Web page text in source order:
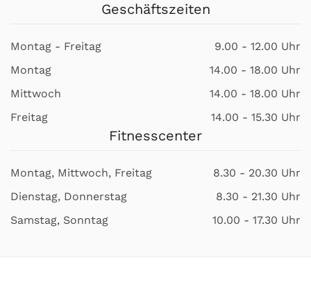
Geschäftszeiten
Montag - Freitag
9.00 - 12.00 Uhr
Montag
14.00 - 18.00 Uhr
Mittwoch
14.00 - 18.00 Uhr
Freitag
14.00 - 15.30 Uhr
Fitnesscenter
Montag, Mittwoch, Freitag
8.30 - 20.30 Uhr
Dienstag, Donnerstag
8.30 - 21.30 Uhr
Samstag, Sonntag
10.00 - 17.30 Uhr